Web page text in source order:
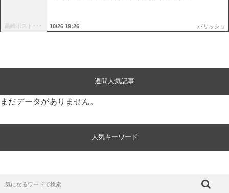
高崎ポスト･･･ 10/26 19:26 パリッシュ
週間人気記事
まだデータがありません。
人気キーワード